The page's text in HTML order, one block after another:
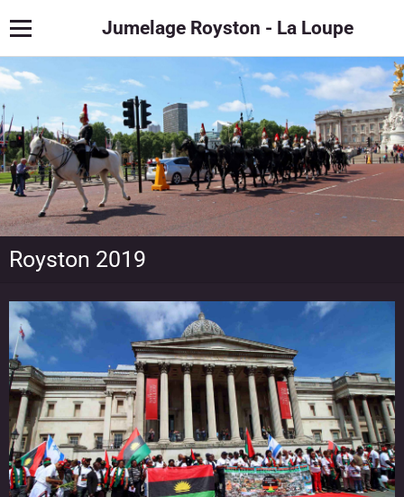
Jumelage Royston - La Loupe
Royston 2019